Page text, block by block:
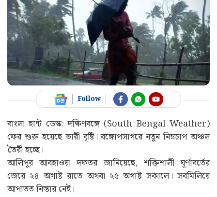
Follow
বাংলা হান্ট ডেস্ক: দক্ষিণবঙ্গে (South Bengal Weather)
ফের শুরু হয়েছে ভারী বৃষ্টি। বঙ্গোপসাগরে নতুন নিম্নচাপ অঞ্চল
তৈরী হচ্ছে।
আলিপুর আবহাওয়া দফতর জানিয়েছে, শক্তিশালী ঘূর্ণাবর্তের
জেরে ২৪ অগাষ্ট রাতে অথবা ২৫ অগাষ্ট সকালে। সবমিলিয়ে
আপাতত নিস্তার নেই।